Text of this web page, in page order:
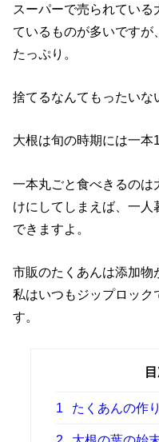
スーパーで売られている
ているものが多いです
たっぷり。
捨てるなんてもったいな
大根は旬の時期には一本
一本丸ごと食べきるの
けにしてしまえば、一
できますよ。
市販のたくあんは添加物
私はいつもジップロック
す。
1 たくあんの作